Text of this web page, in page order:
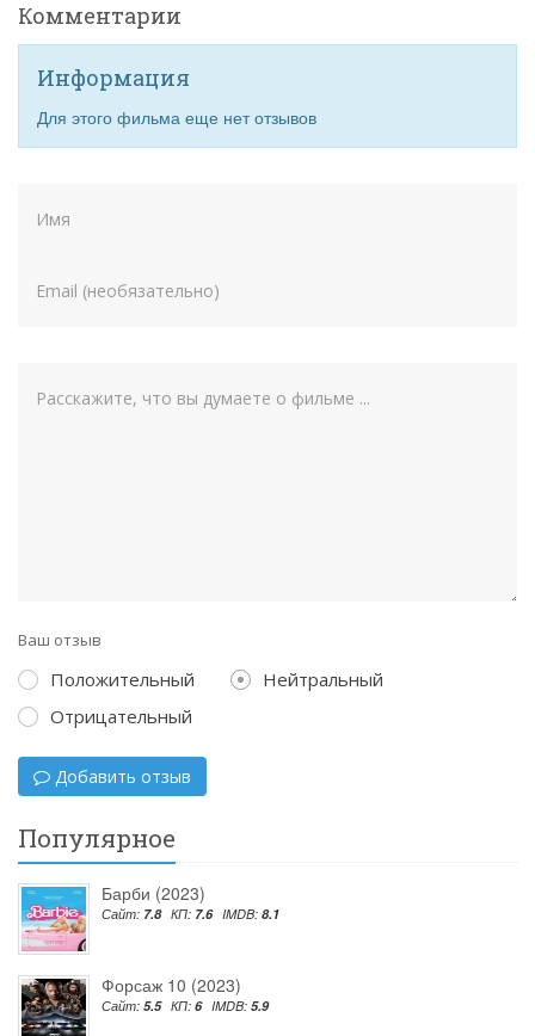
Комментарии
Информация
Для этого фильма еще нет отзывов
Ваш отзыв
Положительный
Нейтральный
Отрицательный
Добавить отзыв
Популярное
Барби (2023)
Сайт: 7.8 КП: 7.6 IMDB: 8.1
Форсаж 10 (2023)
Сайт: 5.5 КП: 6 IMDB: 5.9